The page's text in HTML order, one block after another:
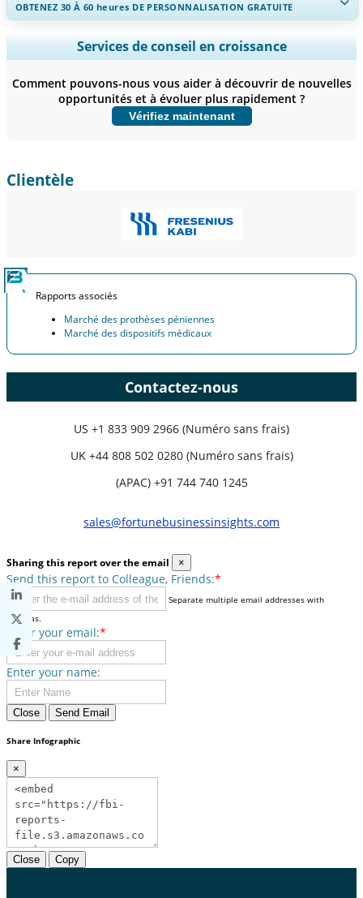
OBTENEZ 30 À 60heures DE PERSONNALISATION GRATUITE
Ampliar a cobertura regional e por país, Análise de segmentos,
Perfis de empresas, Benchmarking competitivo, e insights sobre o
Personnaliser maintenant
Services de conseil en croissance
Comment pouvons-nous vous aider à découvrir de nouvelles
opportunités et à évoluer plus rapidement ?
Vérifiez maintenant
Clientèle
Rapports associés
Marché des prothèses péniennes
Marché des dispositifs médicaux
Contactez-nous
US +1 833 909 2966 (Numéro sans frais)
UK +44 808 502 0280 (Numéro sans frais)
(APAC) +91 744 740 1245
sales@fortunebusinessinsights.com
Sharing this report over the email ×
Send this report to Colleague, Friends:*
Separate multiple email addresses with
commas.
Enter your email:*
Enter your name:
Close Send Email
Share Infographic
×
Close Copy